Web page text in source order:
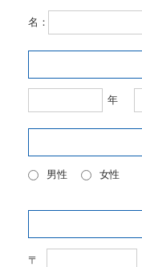
名：
年
男性 女性
〒